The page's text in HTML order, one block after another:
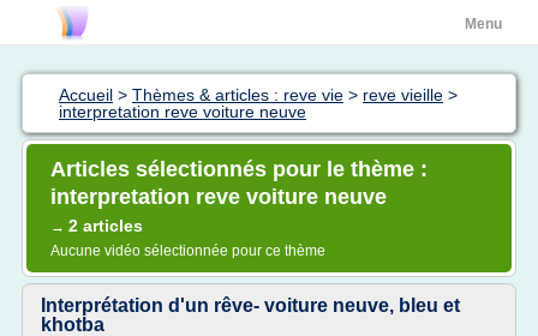
Menu
Accueil > Thèmes & articles : reve vie > reve vieille >
interpretation reve voiture neuve
Articles sélectionnés pour le thème :
interpretation reve voiture neuve
→ 2 articles
Aucune vidéo sélectionnée pour ce thème
Interprétation d'un rêve- voiture neuve, bleu et
khotba